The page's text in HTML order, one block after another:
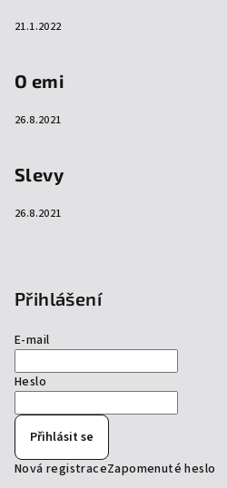
21.1.2022
O emi
26.8.2021
Slevy
26.8.2021
Přihlášení
E-mail
Heslo
Přihlásit se
Nová registraceZapomenuté heslo